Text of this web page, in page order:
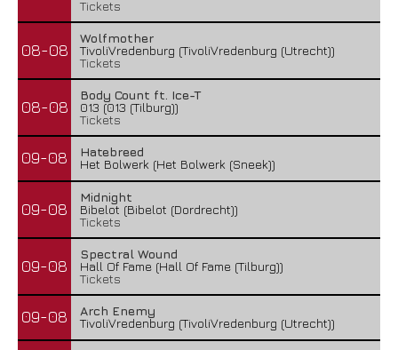
Tickets
08-08
Wolfmother
TivoliVredenburg (TivoliVredenburg (Utrecht))
Tickets
08-08
Body Count ft. Ice-T
013 (013 (Tilburg))
Tickets
09-08
Hatebreed
Het Bolwerk (Het Bolwerk (Sneek))
09-08
Midnight
Bibelot (Bibelot (Dordrecht))
Tickets
09-08
Spectral Wound
Hall Of Fame (Hall Of Fame (Tilburg))
Tickets
09-08
Arch Enemy
TivoliVredenburg (TivoliVredenburg (Utrecht))